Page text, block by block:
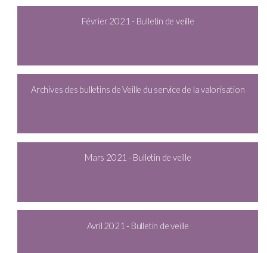
Février 2021 - Bulletin de veille
Archives des bulletins de Veille du service de la valorisation
Mars 2021 - Bulletin de veille
Avril 2021 - Bulletin de veille